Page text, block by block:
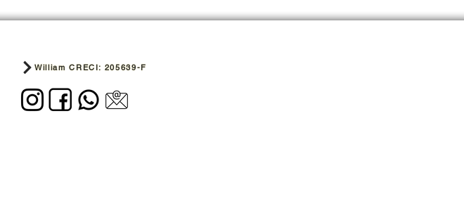
William CRECI: 205639-F